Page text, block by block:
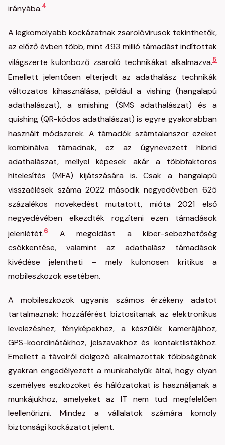
irányába.4
A legkomolyabb kockázatnak zsarolóvírusok tekinthetők,
az előző évben több, mint 493 millió támadást indítottak
világszerte különböző zsaroló technikákat alkalmazva.5
Emellett jelentősen elterjedt az adathalász technikák
változatos kihasználása, például a vishing (hangalapú
adathalászat), a smishing (SMS adathalászat) és a
quishing (QR-kódos adathalászat) is egyre gyakorabban
használt módszerek. A támadók számtalanszor ezeket
kombinálva támadnak, ez az úgynevezett hibrid
adathalászat, mellyel képesek akár a többfaktoros
hitelesítés (MFA) kijátszására is. Csak a hangalapú
visszaélések száma 2022 második negyedévében 625
százalékos növekedést mutatott, mióta 2021 első
negyedévében elkezdték rögzíteni ezen támadások
jelenlétét.6
A megoldást a kiber-sebezhetőség
csökkentése, valamint az adathalász támadások
kivédése jelentheti – mely különösen kritikus a
mobileszközök esetében.
A mobileszközök ugyanis számos érzékeny adatot
tartalmaznak: hozzáférést biztosítanak az elektronikus
levelezéshez, fényképekhez, a készülék kamerájához,
GPS-koordinátákhoz, jelszavakhoz és kontaktlistákhoz.
Emellett a távolról dolgozó alkalmazottak többségének
gyakran engedélyezett a munkahelyük által, hogy olyan
személyes eszközöket és hálózatokat is használjanak a
munkájukhoz, amelyeket az IT nem tud megfelelően
leellenőrizni. Mindez a vállalatok számára komoly
biztonsági kockázatot jelent.